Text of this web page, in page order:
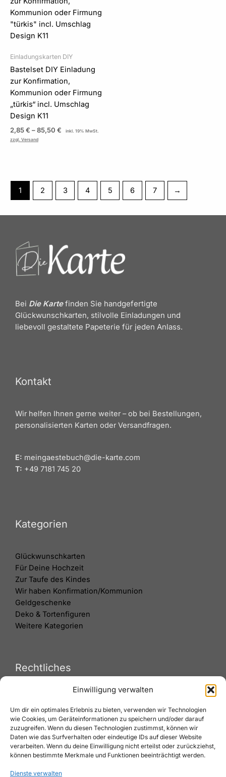
Einwilligung verwalten
Um dir ein optimales Erlebnis zu bieten, verwenden wir Technologien
wie Cookies, um Geräteinformationen zu speichern und/oder darauf
zuzugreifen. Wenn du diesen Technologien zustimmst, können wir
Daten wie das Surfverhalten oder eindeutige IDs auf dieser Website
verarbeiten. Wenn du deine Einwilligung nicht erteilst oder zurückziehst,
können bestimmte Merkmale und Funktionen beeinträchtigt werden.
Dienste verwalten
Einladungskarten DIY
Bastelset DIY Einladung
zur Konfirmation,
Kommunion oder Firmung
„türkis“ incl. Umschlag
Design K11
2,85€ –85,50 €
bis
85,50 €
inkl. 19% MwSt.
zzgl. Versand
1 2 3 4 5 6 7 →
Bei Die Kartefinden Sie handgefertigte
Glückwunschkarten, stilvolle Einladungen und
liebevoll gestaltete Papeterie für jeden Anlass.
Kontakt
Wir helfen Ihnen gerne weiter – ob bei Bestellungen,
personalisierten Karten oder Versandfragen.
E: meingaestebuch@die-karte.com
T: +49 7181 745 20
Kategorien
Glückwunschkarten
Für Deine Hochzeit
Zur Taufe des Kindes
Wir haben Konfirmation/Kommunion
Geldgeschenke
Deko & Tortenfiguren
Weitere Kategorien
Rechtliches
Zahlungsweisen
Widerruf
AGB
Impressum
Datenschutz
Cookies